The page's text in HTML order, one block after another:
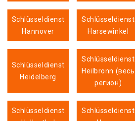
Schlüsseldienst
Hannover
Schlüsseldienst
Harsewinkel
Schlüsseldienst
Heidelberg
Schlüsseldienst
Heilbronn (весь
регион)
Schlüsseldienst
Schlüsseldienst